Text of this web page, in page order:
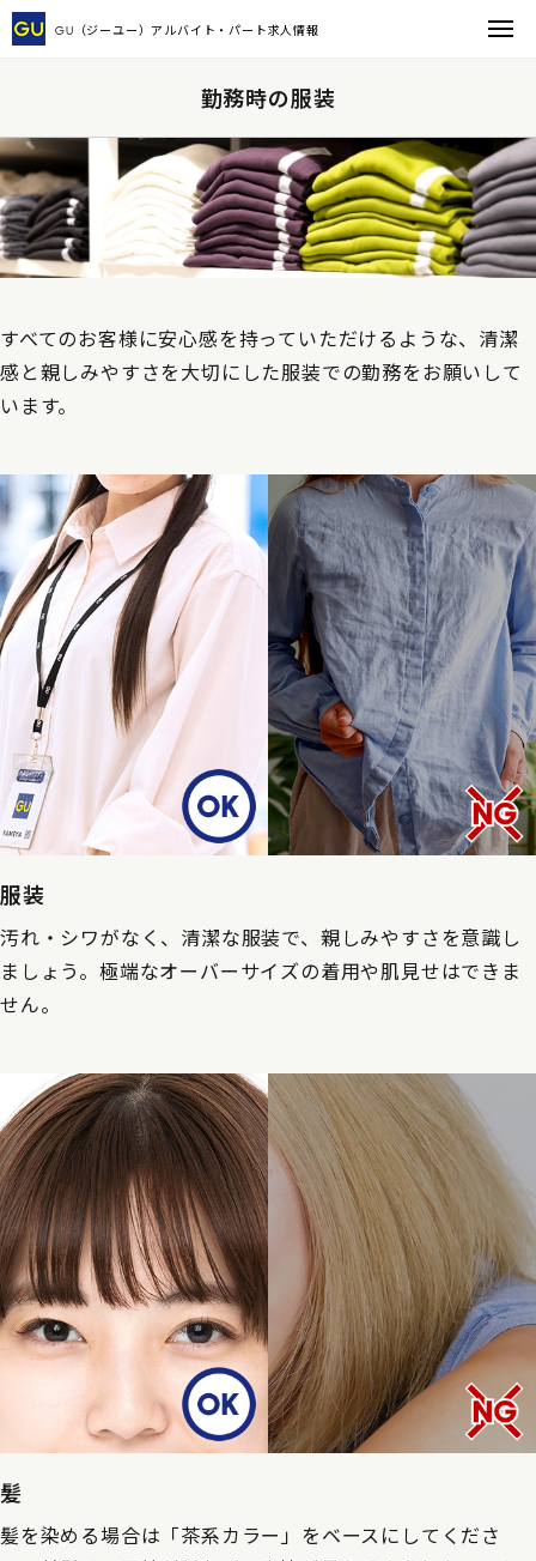
GU（ジーユー） アルバイト・パート求人情報
勤務時の服装
すべてのお客様に安心感を持っていただけるような、清潔
感と親しみやすさを大切にした服装での勤務をお願いして
います。
服装
汚れ・シワがなく、清潔な服装で、親しみやすさを意識し
ましょう。極端なオーバーサイズの着用や肌見せはできま
せん。
髪
髪を染める場合は「茶系カラー」をベースにしてくださ